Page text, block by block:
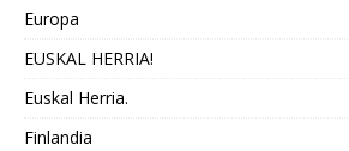
Europa
EUSKAL HERRIA!
Euskal Herria.
Finlandia